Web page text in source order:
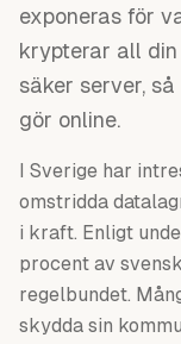
exponeras för
krypterar all
säker server,
gör online.
I Sverige har
omstridda
i kraft. Enligt
procent av
regelbundet.
skydda sin